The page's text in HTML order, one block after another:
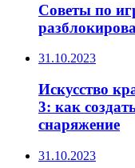
Советы по
31.10.2023
Искусство
3: как
снаряжение
31.10.2023